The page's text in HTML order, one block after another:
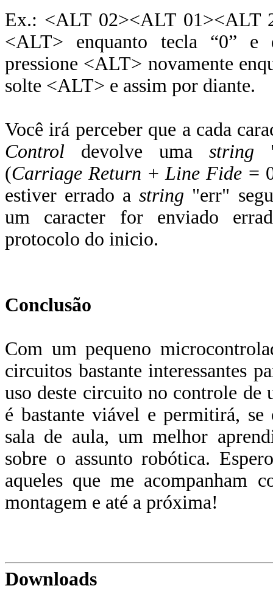
Ex.: <ALT 02><ALT 01><ALT
<ALT> enquanto tecla “0” e
pressione <ALT> novamente
solte <ALT> e assim por diante.
Você irá perceber que a cada
Control devolve uma string
(Carriage Return +Line Fide =
estiver errado astring "err"
um caracter for enviado
protocolo do inicio.
Conclusão
Com um pequeno
circuitos bastante interessantes
uso deste circuito no controle de
é bastante viável e permitirá,
sala de aula, um melhor
sobre o assunto robótica.
aqueles que me acompanham
montagem e até a próxima!
Downloads